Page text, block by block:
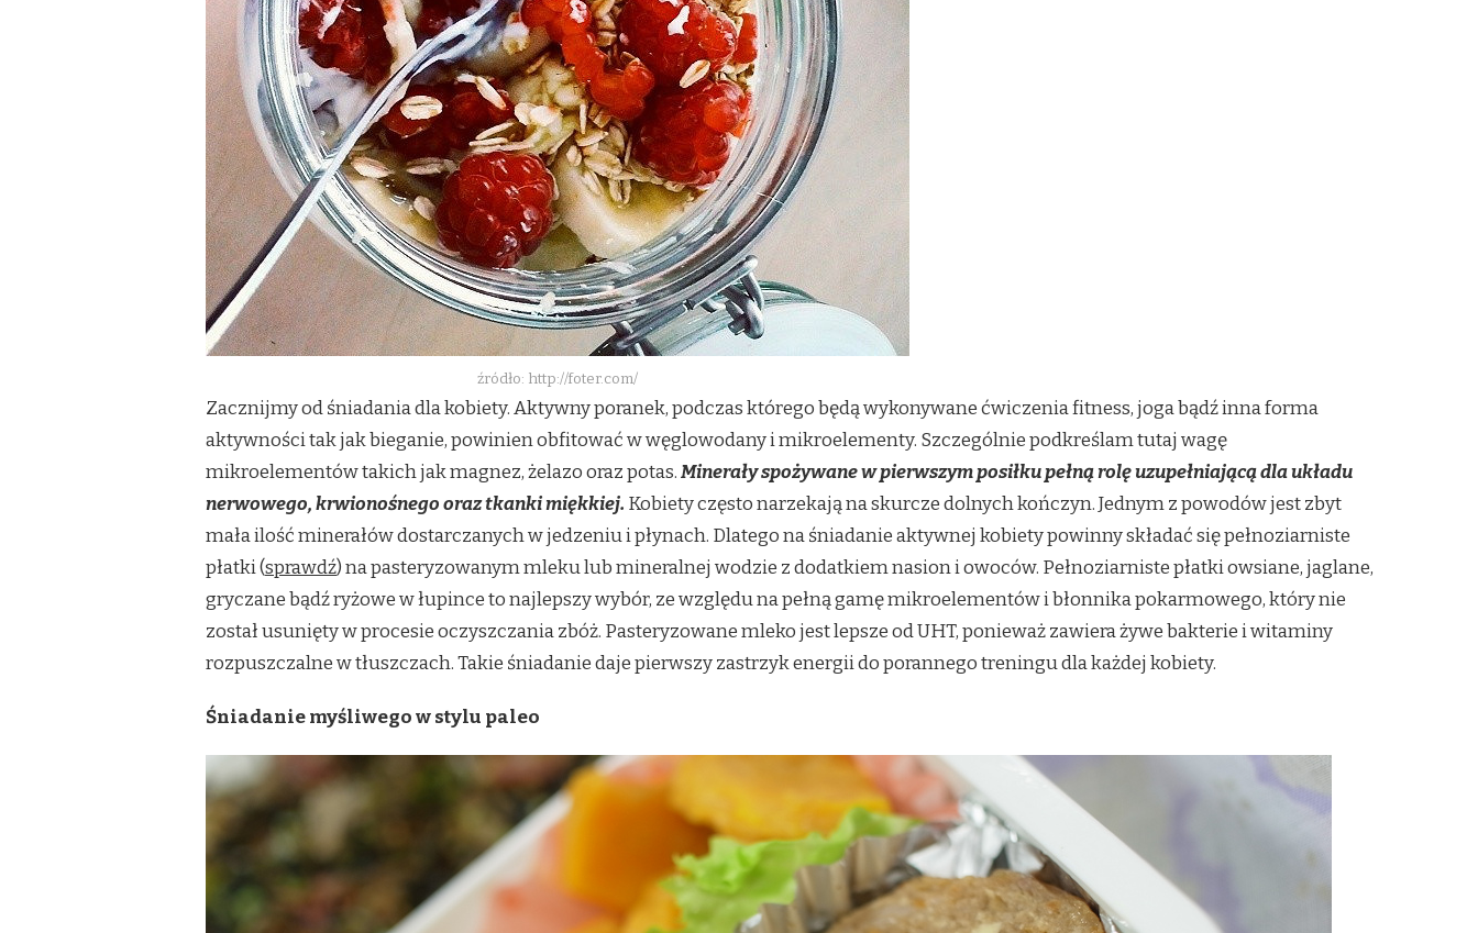
źródło: http://foter.com/
Zacznijmy od śniadania dla kobiety. Aktywny poranek, podczas którego będą wykonywane ćwiczenia fitness, joga bądź inna forma
aktywności tak jak bieganie, powinien obfitować w węglowodany i mikroelementy. Szczególnie podkreślam tutaj wagę
mikroelementów takich jak magnez, żelazo oraz potas.Minerały spożywane w pierwszym posiłku pełną rolę uzupełniającą dla układu
nerwowego, krwionośnego oraz tkanki miękkiej. Kobiety często narzekają na skurcze dolnych kończyn. Jednym z powodów jest zbyt
mała ilość minerałów dostarczanych w jedzeniu i płynach. Dlatego na śniadanie aktywnej kobiety powinny składać się pełnoziarniste
płatki (sprawdź) na pasteryzowanym mleku lub mineralnej wodzie z dodatkiem nasion i owoców. Pełnoziarniste płatki owsiane, jaglane,
gryczane bądź ryżowe w łupince to najlepszy wybór, ze względu na pełną gamę mikroelementów i błonnika pokarmowego, który nie
został usunięty w procesie oczyszczania zbóż. Pasteryzowane mleko jest lepsze od UHT, ponieważ zawiera żywe bakterie i witaminy
rozpuszczalne w tłuszczach. Takie śniadanie daje pierwszy zastrzyk energii do porannego treningu dla każdej kobiety.
Śniadanie myśliwego w stylu paleo